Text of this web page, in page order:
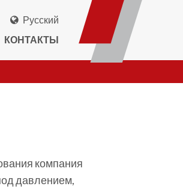
Русский
КОНТАКТЫ
компания
давлением,